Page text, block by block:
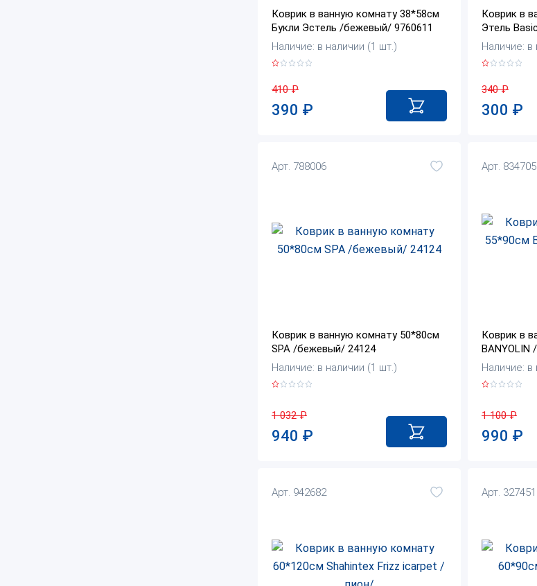
Коврик в ванную комнату 38*58см
Букли Эстель /бежевый/ 9760611
Наличие: в наличии (1 шт.)
410₽
390 ₽
Коврик в
Этель
Наличие: в
340₽
300 ₽
Арт. 788006
Коврик в ванную комнату 50*80см
SPA /бежевый/ 24124
Наличие: в наличии (1 шт.)
1 032₽
940 ₽
Арт. 834705
Коврик в
BANYOLIN
Наличие: в
1 100₽
990 ₽
Арт. 942682 Арт. 327451